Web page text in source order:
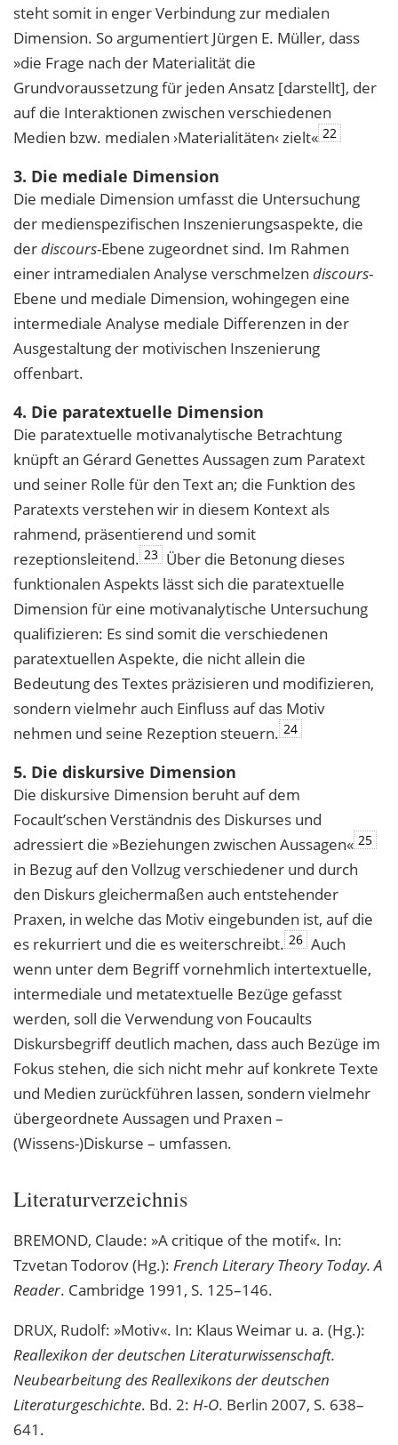
steht somit in enger Verbindung zur medialen
Dimension. So argumentiert Jürgen E. Müller, dass
»die Frage nach der Materialität die
Grundvoraussetzung für jeden Ansatz [darstellt], der
auf die Interaktionen zwischen verschiedenen
Medien bzw. medialen ›Materialitäten‹ zielt« 22
3. Die mediale Dimension
Die mediale Dimension umfasst die Untersuchung
der medienspezifischen Inszenierungsaspekte, die
derdiscours-Ebene zugeordnet sind. Im Rahmen
einer intramedialen Analyse verschmelzen discours-
Ebene und mediale Dimension, wohingegen eine
intermediale Analyse mediale Differenzen in der
Ausgestaltung der motivischen Inszenierung
offenbart.
4. Die paratextuelle Dimension
Die paratextuelle motivanalytische Betrachtung
knüpft an Gérard Genettes Aussagen zum Paratext
und seiner Rolle für den Text an; die Funktion des
Paratexts verstehen wir in diesem Kontext als
rahmend, präsentierend und somit
rezeptionsleitend. 23 Über die Betonung dieses
funktionalen Aspekts lässt sich die paratextuelle
Dimension für eine motivanalytische Untersuchung
qualifizieren: Es sind somit die verschiedenen
paratextuellen Aspekte, die nicht allein die
Bedeutung des Textes präzisieren und modifizieren,
sondern vielmehr auch Einfluss auf das Motiv
nehmen und seine Rezeption steuern. 24
5. Die diskursive Dimension
Die diskursive Dimension beruht auf dem
Focault’schen Verständnis des Diskurses und
adressiert die »Beziehungen zwischen Aussagen« 25
in Bezug auf den Vollzug verschiedener und durch
den Diskurs gleichermaßen auch entstehender
Praxen, in welche das Motiv eingebunden ist, auf die
es rekurriert und die es weiterschreibt. 26 Auch
wenn unter dem Begriff vornehmlich intertextuelle,
intermediale und metatextuelle Bezüge gefasst
werden, soll die Verwendung von Foucaults
Diskursbegriff deutlich machen, dass auch Bezüge im
Fokus stehen, die sich nicht mehr auf konkrete Texte
und Medien zurückführen lassen, sondern vielmehr
übergeordnete Aussagen und Praxen –
(Wissens-)Diskurse – umfassen.
Literaturverzeichnis
BREMOND, Claude: »A critique of the motif«. In:
Tzvetan Todorov (Hg.): French Literary Theory Today. A
Reader. Cambridge 1991, S. 125–146.
DRUX, Rudolf: »Motiv«. In: Klaus Weimar u. a. (Hg.):
Reallexikon der deutschen Literaturwissenschaft.
Neubearbeitung des Reallexikons der deutschen
Literaturgeschichte. Bd. 2: H-O. Berlin 2007, S. 638–
641.